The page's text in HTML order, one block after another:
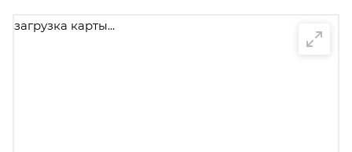
загрузка карты...